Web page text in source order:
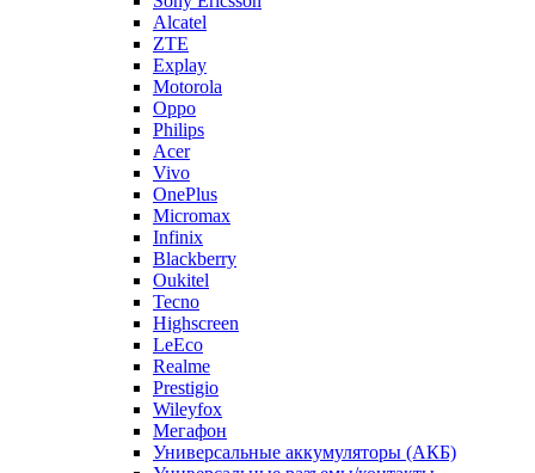
Alcatel
ZTE
Explay
Motorola
Oppo
Philips
Acer
Vivo
OnePlus
Micromax
Infinix
Blackberry
Oukitel
Tecno
Highscreen
LeEco
Realme
Prestigio
Wileyfox
Мегафон
Универсальные аккумуляторы (АКБ)